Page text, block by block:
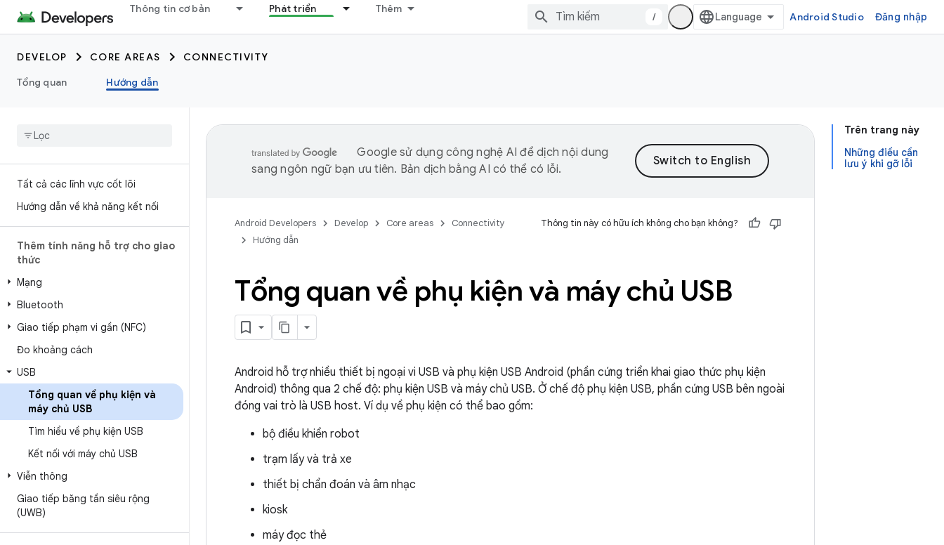
Thông tin cơ bản Phát triển Thêm
/ Android Studio Đăng nhập
DEVELOP CORE AREAS
CONNECTIVITY
Tổng quan
Hướng dẫn
Tất cả các lĩnh vực cốt lõi
Hướng dẫn về khả năng kết nối
Thêm tính năng hỗ trợ cho giao
thức
Mạng
Bluetooth
Giao tiếp phạm vi gần (NFC)
Đo khoảng cách
USB
Tổng quan về phụ kiện và
máy chủ USB
Tìm hiểu về phụ kiện USB
Kết nối với máy chủ USB
Viễn thông
Giao tiếp băng tần siêu rộng
(UWB)
Trên trang này
Những điều cần
lưu ý khi gỡ lỗi
Google sử dụng công nghệ AI để dịch nội dung
sang ngôn ngữ bạn ưu tiên. Bản dịch bằng AI có thể có lỗi.
Android Developers Develop Core areas
Connectivity
Hướng dẫn
Thông tin này có hữu ích không cho bạn không?
Tổng quan về phụ kiện và máy chủ USB
Android hỗ trợ nhiều thiết bị ngoại vi USB và phụ kiện USB Android (phần cứng triển khai giao thức phụ kiện
Android) thông qua 2 chế độ: phụ kiện USB và máy chủ USB. Ở chế độ phụ kiện USB, phần cứng USB bên ngoài
đóng vai trò là USB host. Ví dụ về phụ kiện có thể bao gồm:
bộ điều khiển robot
trạm lấy và trả xe
thiết bị chẩn đoán và âm nhạc
kiosk
máy đọc thẻ